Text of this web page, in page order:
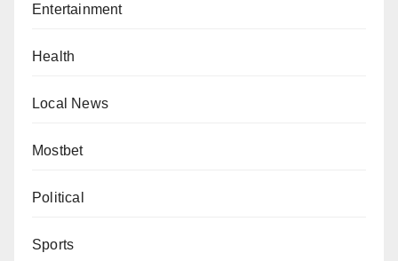
Entertainment
Health
Local News
Mostbet
Political
Sports